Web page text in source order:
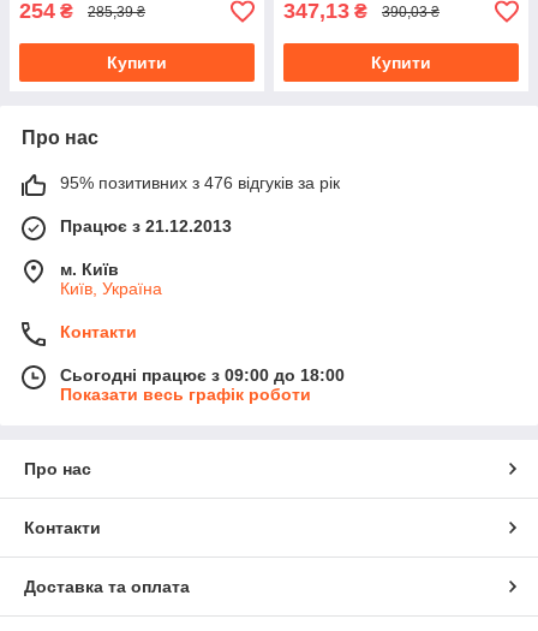
254 ₴ 285,39 ₴
Купити
347,13 ₴ 390,03 ₴
Купити
Про нас
95% позитивних з 476 відгуків за рік
Працює з 21.12.2013
м. Київ
Київ, Україна
Контакти
Сьогодні працює з 09:00 до 18:00
Показати весь графік роботи
Про нас
Контакти
Доставка та оплата